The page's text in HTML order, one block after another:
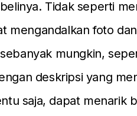
Tidak seperti
mengandalkan foto
mungkin,
deskripsi yang
saja, dapat menarik